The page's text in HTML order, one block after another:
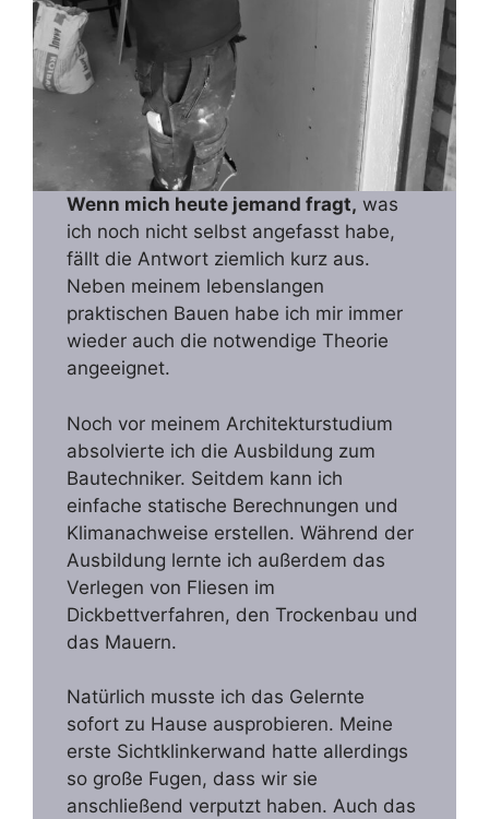
Wenn mich heute jemand fragt, was
ich noch nicht selbst angefasst habe,
fällt die Antwort ziemlich kurz aus.
Neben meinem lebenslangen
praktischen Bauen habe ich mir immer
wieder auch die notwendige Theorie
angeeignet.
Noch vor meinem Architekturstudium
absolvierte ich die Ausbildung zum
Bautechniker. Seitdem kann ich
einfache statische Berechnungen und
Klimanachweise erstellen. Während der
Ausbildung lernte ich außerdem das
Verlegen von Fliesen im
Dickbettverfahren, den Trockenbau und
das Mauern.
Natürlich musste ich das Gelernte
sofort zu Hause ausprobieren. Meine
erste Sichtklinkerwand hatte allerdings
so große Fugen, dass wir sie
anschließend verputzt haben. Auch das